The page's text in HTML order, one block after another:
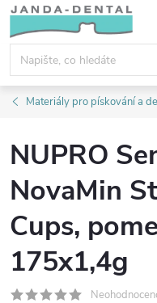
Přejít
obsah
Materiály pro pískování a
NUPRO
NovaMin
Cups,
175x1,4g